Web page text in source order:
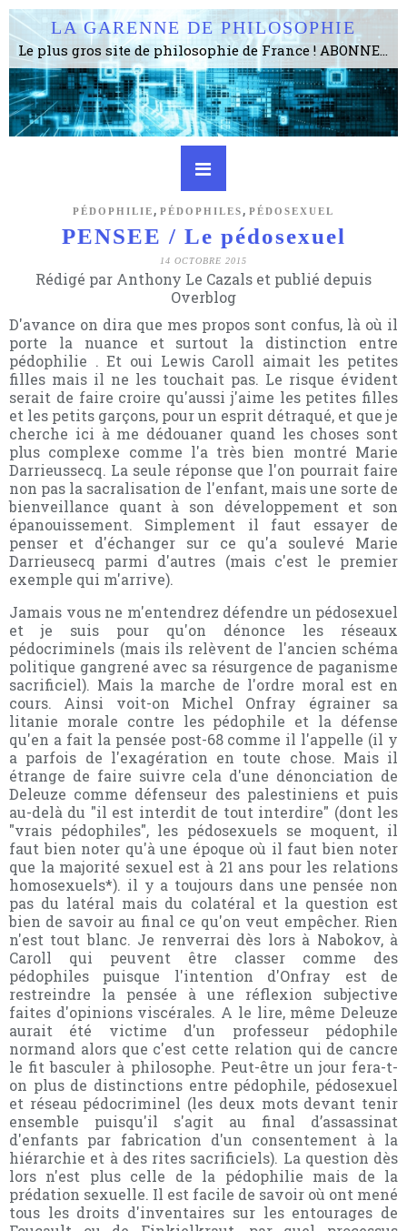
LA GARENNE DE PHILOSOPHIE
Le plus gros site de philosophie de France ! ABONNEZ-VOUS ! 4115 Articles, 1634 abonné·e·s, depuis 2006 . . . . . . . . 2 852 214 pages vues jusqu'à présent. Prestance et être apte à un plus grand nombre de choses.
PÉDOPHILIE , PÉDOPHILES , PÉDOSEXUEL
PENSEE / Le pédosexuel
14 OCTOBRE 2015
Rédigé par Anthony Le Cazals et publié depuis
Overblog
D'avance on dira que mes propos sont confus, là où il
porte la nuance et surtout la distinction entre
pédophilie . Et oui Lewis Caroll aimait les petites
filles mais il ne les touchait pas. Le risque évident
serait de faire croire qu'aussi j'aime les petites filles
et les petits garçons, pour un esprit détraqué, et que je
cherche ici à me dédouaner quand les choses sont
plus complexe comme l'a très bien montré Marie
Darrieussecq. La seule réponse que l'on pourrait faire
non pas la sacralisation de l'enfant, mais une sorte de
bienveillance quant à son développement et son
épanouissement. Simplement il faut essayer de
penser et d'échanger sur ce qu'a soulevé Marie
Darrieusecq parmi d'autres (mais c'est le premier
exemple qui m'arrive).
Jamais vous ne m'entendrez défendre un pédosexuel
et je suis pour qu'on dénonce les réseaux
pédocriminels (mais ils relèvent de l'ancien schéma
politique gangrené avec sa résurgence de paganisme
sacrificiel). Mais la marche de l'ordre moral est en
cours. Ainsi voit-on Michel Onfray égrainer sa
litanie morale contre les pédophile et la défense
qu'en a fait la pensée post-68 comme il l'appelle (il y
a parfois de l'exagération en toute chose. Mais il
étrange de faire suivre cela d'une dénonciation de
Deleuze comme défenseur des palestiniens et puis
au-delà du "il est interdit de tout interdire" (dont les
"vrais pédophiles", les pédosexuels se moquent, il
faut bien noter qu'à une époque où il faut bien noter
que la majorité sexuel est à 21 ans pour les relations
homosexuels*). il y a toujours dans une pensée non
pas du latéral mais du colatéral et la question est
bien de savoir au final ce qu'on veut empêcher. Rien
n'est tout blanc. Je renverrai dès lors à Nabokov, à
Caroll qui peuvent être classer comme des
pédophiles puisque l'intention d'Onfray est de
restreindre la pensée à une réflexion subjective
faites d'opinions viscérales. A le lire, même Deleuze
aurait été victime d'un professeur pédophile
normand alors que c'est cette relation qui de cancre
le fit basculer à philosophe. Peut-être un jour fera-t-
on plus de distinctions entre pédophile, pédosexuel
et réseau pédocriminel (les deux mots devant tenir
ensemble puisqu'il s'agit au final d’assassinat
d'enfants par fabrication d'un consentement à la
hiérarchie et à des rites sacrificiels). La question dès
lors n'est plus celle de la pédophilie mais de la
prédation sexuelle. Il est facile de savoir où ont mené
tous les droits d'inventaires sur les entourages de